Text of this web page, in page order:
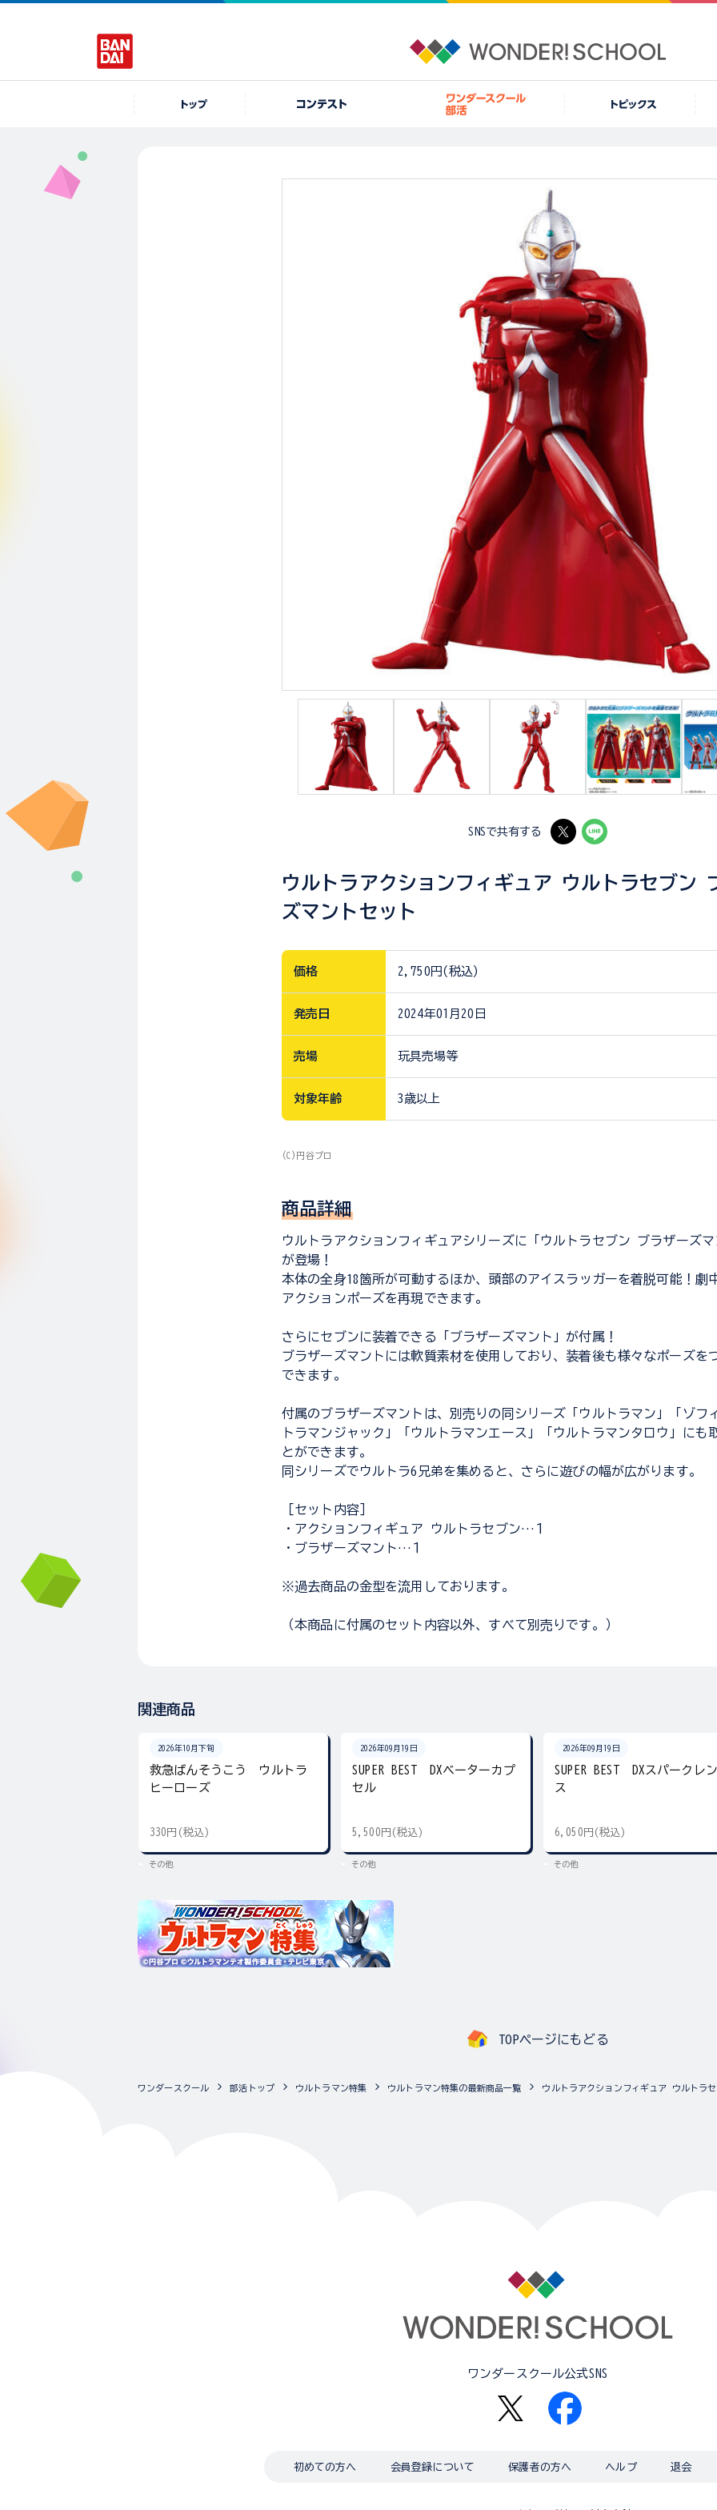
SNSで共有する
ウルトラアクションフィギュア ウルトラセブン
ズマントセット
価格 2,750円(税込)
発売日 2024年01月20日
売場 玩具売場等
対象年齢 3歳以上
(C)円谷プロ
商品詳細
ウルトラアクションフィギュアシリーズに「ウルトラセブン ブラザーズ
が登場！
本体の全身18箇所が可動するほか、頭部のアイスラッガーを着脱可能！劇
アクションポーズを再現できます。
さらにセブンに装着できる「ブラザーズマント」が付属！
ブラザーズマントには軟質素材を使用しており、装着後も様々なポーズを
できます。
付属のブラザーズマントは、別売りの同シリーズ「ウルトラマン」「ゾフ
トラマンジャック」「ウルトラマンエース」「ウルトラマンタロウ」にも
とができます。
同シリーズでウルトラ6兄弟を集めると、さらに遊びの幅が広がります。
［セット内容］
・アクションフィギュア ウルトラセブン…１
・ブラザーズマント…１
※過去商品の金型を流用しております。
（本商品に付属のセット内容以外、すべて別売りです。）
関連商品
2026年10月下旬
救急ばんそうこう ウルトラ
ヒーローズ
330円(税込)
その他
2026年09月19日
SUPER BEST DXベーターカプ
セル
5,500円(税込)
その他
2026年09月19日
SUPER BEST DXスパークレン
ス
6,050円(税込)
その他
TOPページにもどる
ワンダースクール 部活トップ ウルトラマン特集 ウルトラマン特集の最新商品一覧 ウルトラアクションフィギュア ウルトラ
ワンダースクール公式SNS
初めての方へ 会員登録について 保護者の方へ ヘルプ 退会